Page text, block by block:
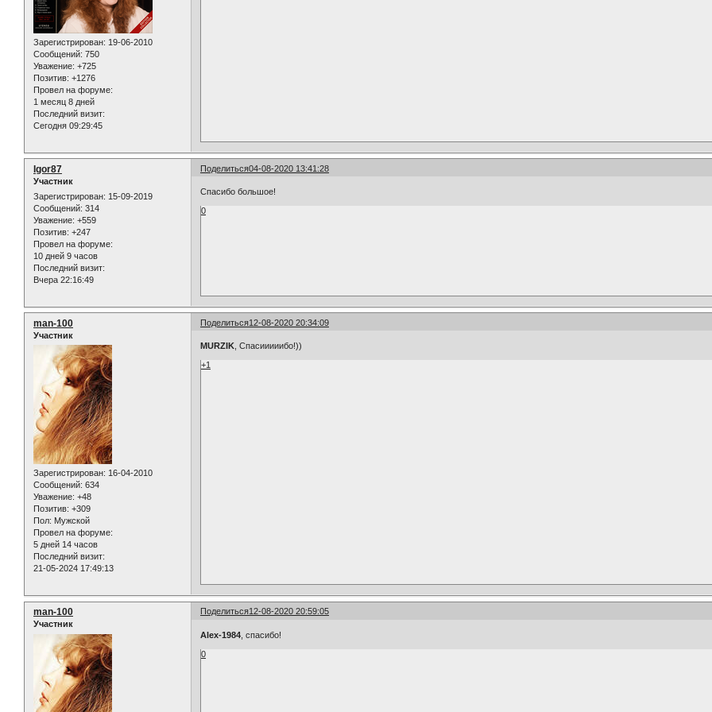
Зарегистрирован: 19-06-2010
Сообщений: 750
Уважение: +725
Позитив: +1276
Провел на форуме:
1 месяц 8 дней
Последний визит:
Сегодня 09:29:45
Поделиться04-08-2020 13:41:28
Igor87
Участник
Зарегистрирован: 15-09-2019
Сообщений: 314
Уважение: +559
Позитив: +247
Провел на форуме:
10 дней 9 часов
Последний визит:
Вчера 22:16:49
Спасибо большое!
0
Поделиться12-08-2020 20:34:09
man-100
Участник
Зарегистрирован: 16-04-2010
Сообщений: 634
Уважение: +48
Позитив: +309
Пол: Мужской
Провел на форуме:
5 дней 14 часов
Последний визит:
21-05-2024 17:49:13
MURZIK , Спасииииибо!))
+1
Поделиться12-08-2020 20:59:05
man-100
Участник
Alex-1984 , спасибо!
0